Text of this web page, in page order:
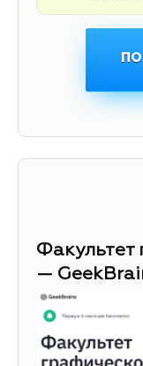
Факультет
—